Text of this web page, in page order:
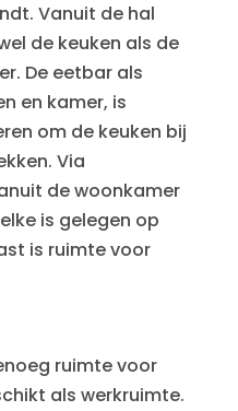
Vanuit de hal
de keuken als de
De eetbar als
en kamer, is
om de keuken bij
Via
de woonkamer
is gelegen op
is ruimte voor
ruimte voor
als werkruimte.